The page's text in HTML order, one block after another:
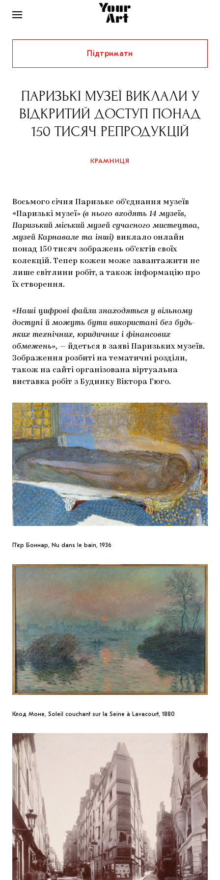
НОВИНИ
ІНТЕРВ’Ю
ХУДОЖНИКИ
КУРАТОРИ
РІДНИЙ КРАЙ
ФЕСТИВАЛІ
КОЛЕКЦІЇ
ГАЛЕРЕЇ
АРТЦЕНТРИ
СТАТТІ
КОНСПЕКТИ
КНИЖКИ І ЖУРНАЛИ
ЗАПАЛЕННЯ
ЯК ПІДТРИМУВАТИ УКРАЇНСЬКЕ МИСТЕЦТВО
МАРІУПОЛЬСЬКІ МАРГІНАЛІЇ
CARPATHIAN CULT ПРО РІЗДВЯНІ СВЯТА
КРАМНИЦЯ
Підтримати
ПАРИЗЬКІ МУЗЕЇ ВИКЛАЛИ У
ВІДКРИТИЙ ДОСТУП ПОНАД
150 ТИСЯЧ РЕПРОДУКЦІЙ
КРАМНИЦЯ
Восьмого січня Паризьке об’єднання музеїв
«Паризькі музеї» (в нього входять 14 музеїв,
Паризький міський музей сучасного мистецтва,
музей Карнавале та інші) виклало онлайн
понад 150 тисяч зображень об’єктів своїх
колекцій. Тепер кожен може завантажити не
лише світлини робіт, а також інформацію про
їх створення.
«Наші цифрові файли знаходяться у вільному
доступі й можуть бути використані без будь-
яких технічних, юридичних і фінансових
обмежень», — йдеться в заяві Паризьких музеїв.
Зображення розбиті на тематичні розділи,
також на сайті організована віртуальна
виставка робіт з Будинку Віктора Гюго.
П’єр Боннар, Nu dans le bain, 1936
Клод Моне, Soleil couchant sur la Seine à Lavacourt, 1880